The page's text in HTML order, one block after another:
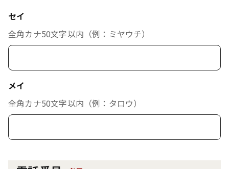
セイ
全角カナ50文字以内（例：ミヤウチ）
メイ
全角カナ50文字以内（例：タロウ）